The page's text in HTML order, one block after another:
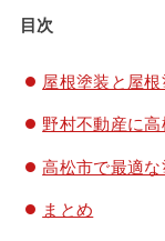
目次
屋根塗装と屋
野村不動産に
高松市で最適
まとめ